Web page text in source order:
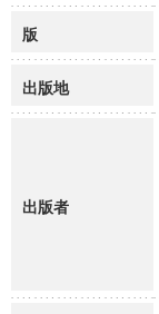
版
出版地
出版者